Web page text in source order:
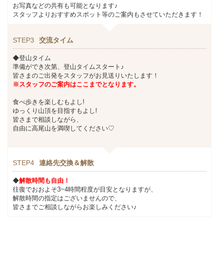
お写真などの共有も可能となります♪
スタッフよりおすすめスポット等のご案内もさせていただきます！
STEP3 交流タイム
◆登山タイム
準備ができ次第、登山タイムスタート♪
皆さまのご出発をスタッフがお見送りいたします！
※スタッフのご案内はここまでとなります。
食べ歩きを楽しむもよし!
ゆっくり山頂を目指すもよし!
皆さまで相談しながら、
自由に高尾山を満喫してください♡
STEP4 連絡先交換＆解散
◆解散時間も自由！
往復でおおよそ3~4時間程度が目安となりますが、
解散時間の指定はございませんので、
皆さまでご相談しながらお楽しみください♪